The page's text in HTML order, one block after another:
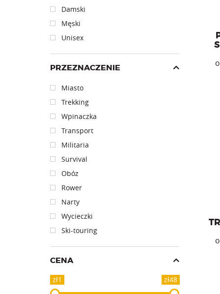
Damski
Męski
Unisex
PRZEZNACZENIE
Miasto
Trekking
Wpinaczka
Transport
Militaria
Survival
Obóz
Rower
Narty
Wycieczki
Ski-touring
CENA
zł1 zł48
Trok